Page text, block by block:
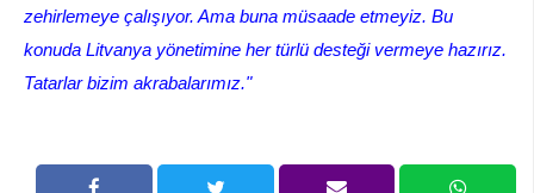
zehirlemeye çalışıyor. Ama buna müsaade etmeyiz. Bu
konuda Litvanya yönetimine her türlü desteği vermeye hazırız.
Tatarlar bizim akrabalarımız."